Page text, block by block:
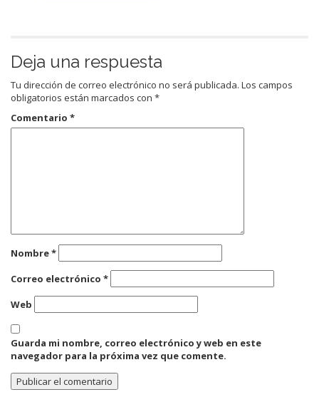
Deja una respuesta
Tu dirección de correo electrónico no será publicada. Los campos
obligatorios están marcados con *
Comentario *
Nombre*
Correo electrónico *
Web
Guarda mi nombre, correo electrónico y web en este
navegador para la próxima vez que comente.